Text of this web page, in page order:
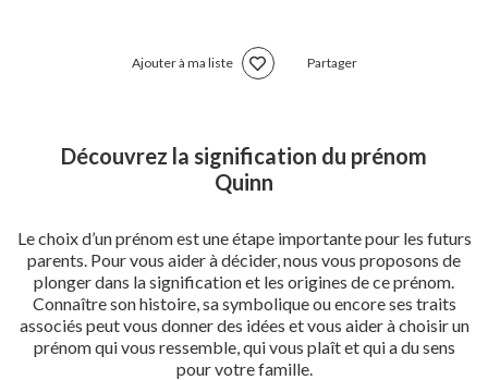
Ajouter à ma liste Partager
Découvrez la signification du prénom
Quinn
Le choix d’un prénom est une étape importante pour les futurs
parents. Pour vous aider à décider, nous vous proposons de
plonger dans la signification et les origines de ce prénom.
Connaître son histoire, sa symbolique ou encore ses traits
associés peut vous donner des idées et vous aider à choisir un
prénom qui vous ressemble, qui vous plaît et qui a du sens
pour votre famille.